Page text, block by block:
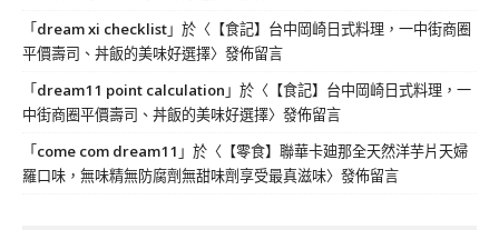
「dream xi checklist」於〈 【食記】台中岡崎日式料理，一中街商圈
平價壽司、丼飯的美味好選擇〉發佈留言
「dream11 point calculation 」於〈 【食記】台中岡崎日式料理，一
中街商圈平價壽司、丼飯的美味好選擇〉發佈留言
「come com dream11 」於〈 【零食】聯華卡廸那全天然洋芋片天婦
羅口味，無味精無防腐劑無甜味劑享受最真滋味〉發佈留言